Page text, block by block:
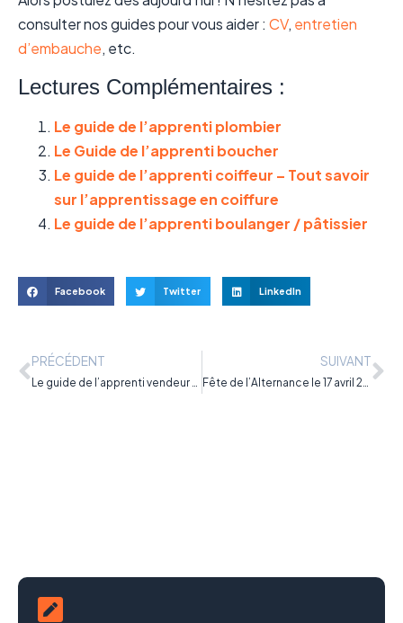
consulter nos guides pour vous aider : CV, entretien
d’embauche, etc.
Lectures Complémentaires :
Le guide de l’apprenti plombier
Le Guide de l’apprenti boucher
Le guide de l’apprenti coiffeur – Tout savoir
sur l’apprentissage en coiffure
Le guide de l’apprenti boulanger / pâtissier
Facebook Twitter LinkedIn
PRÉCÉDENT SUIVANT